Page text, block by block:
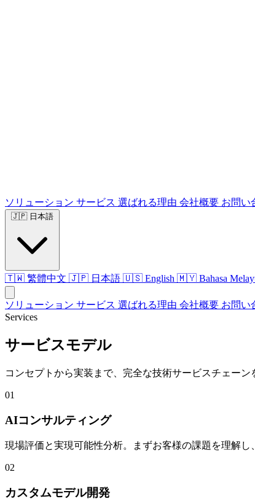
ソリューション サービス 選ばれる理由 会社概要 お問い
🇯🇵 日本語
🇹🇼 繁體中文 🇯🇵 日本語 🇺🇸 English 🇲🇾 Bahasa
ソリューション サービス 選ばれる理由 会社概要 お問い
Services
サービスモデル
コンセプトから実装まで、完全な技術サービスチェーン
01
AIコンサルティング
現場評価と実現可能性分析。まずお客様の課題を理解
02
カスタムモデル開発